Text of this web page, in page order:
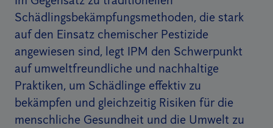
Schädlingsbekämpfungsmethoden, die stark
auf den Einsatz chemischer Pestizide
angewiesen sind, legt IPM den Schwerpunkt
auf umweltfreundliche und nachhaltige
Praktiken, um Schädlinge effektiv zu
bekämpfen und gleichzeitig Risiken für die
menschliche Gesundheit und die Umwelt zu